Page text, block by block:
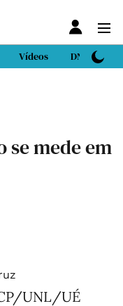
Vídeos DN Sport
mede em
UNL/UÉ